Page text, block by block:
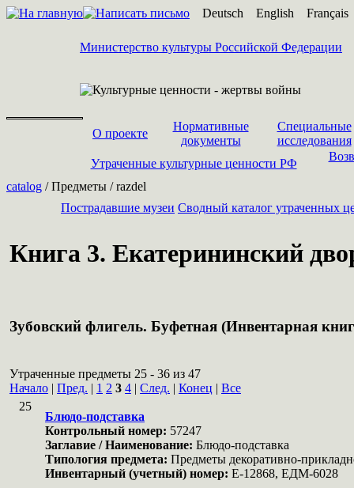
Deutsch English Français
Министерство культуры Российской Федерации
О проекте
Нормативные
документы
Специальные
исследования
Утраченные культурные ценности РФ
catalog / Предметы / razdel
Пострадавшие музеи Cводный каталог утраченных
Книга 3. Екатерининский
Зубовский флигель. Буфетная (Инвентарная
Утраченные предметы 25 - 36 из 47
Начало | Пред. | 1 2 3 4 | След. | Конец | Все
25
Блюдо-подставка
Контрольный номер: 57247
Заглавие / Наименование: Блюдо-подставка
Типология предмета: Предметы декоративно-
Инвентарный (учетный) номер: Е-12868, ЕДМ-6028